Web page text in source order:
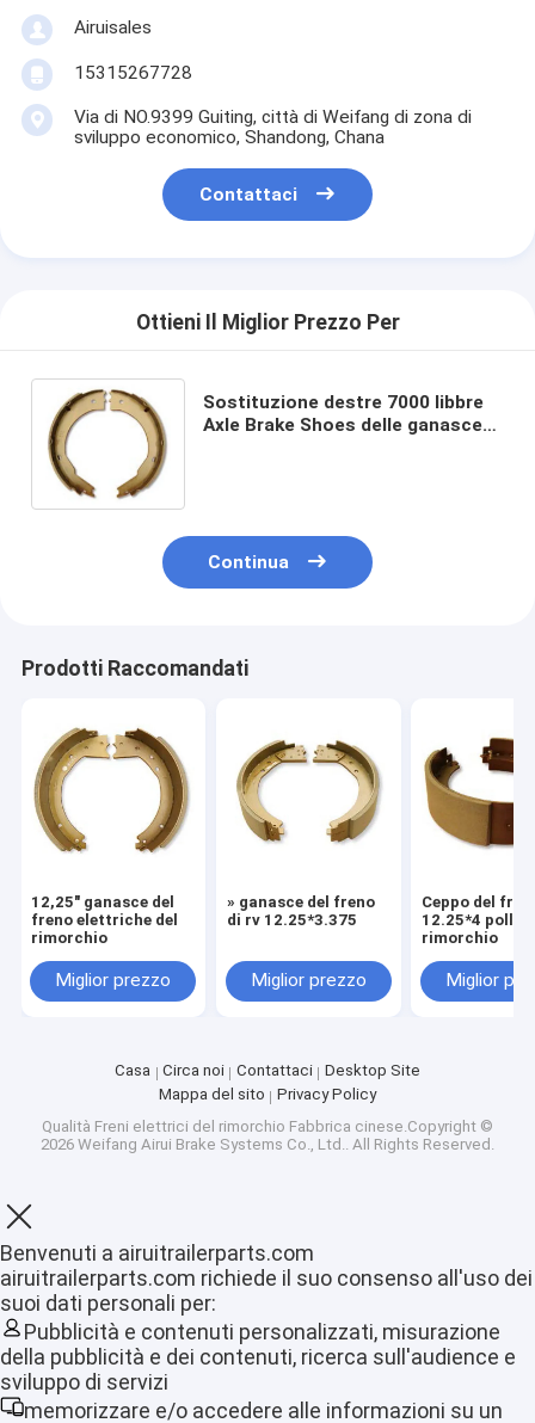
Casa
Prodotti
Mostra VR
Airuisales
15315267728
Via di NO.9399 Guiting, città di Weifang di zona di
sviluppo economico, Shandong, Chana
Contattaci
Ottieni Il Miglior Prezzo Per
Sostituzione destre 7000 libbre
Axle Brake Shoes delle ganasce
Continua
Prodotti Raccomandati
12,25" ganasce del
freno elettriche del
rimorchio
Miglior prezzo
» ganasce del freno
di rv 12.25*3.375
Miglior prezzo
Ceppo del
12.25*4 pollici
rimorchio
Miglior
Casa Circa noi Contattaci
Desktop Site
Mappa del sito
Privacy Policy
Qualità Freni elettrici del rimorchio Fabbrica cinese.Copyright ©
2026 Weifang Airui Brake Systems Co., Ltd.. All Rights Reserved.
Benvenuti a airuitrailerparts.com
airuitrailerparts.com richiede il suo consenso all'uso dei
suoi dati personali per:
Pubblicità e contenuti personalizzati, misurazione
della pubblicità e dei contenuti, ricerca sull'audience e
sviluppo di servizi
memorizzare e/o accedere alle informazioni su un